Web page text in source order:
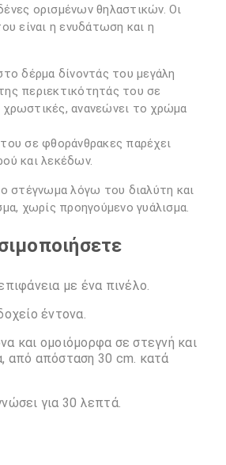
ορισμένων θηλαστικών. Οι
είναι η ενυδάτωση και η
δέρμα δίνοντάς του μεγάλη
περιεκτικότητάς του σε
ανανεώνει το χρώμα
σε φθοράνθρακες παρέχει
και λεκέδων.
στέγνωμα λόγω του διαλύτη και
χωρίς προηγούμενο γυάλισμα.
με ένα πινέλο.
έντονα.
και ομοιόμορφα σε στεγνή και
από απόσταση 30 cm. κατά
για 30 λεπτά.